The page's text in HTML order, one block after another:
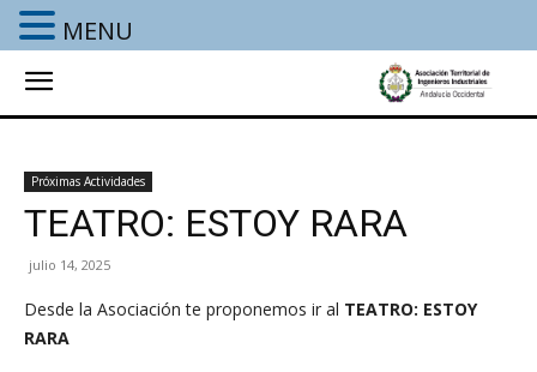
Próximas Actividades
TEATRO: ESTOY RARA
julio 14, 2025
Desde la Asociación te proponemos ir al TEATRO: ESTOY
RARA
MENU